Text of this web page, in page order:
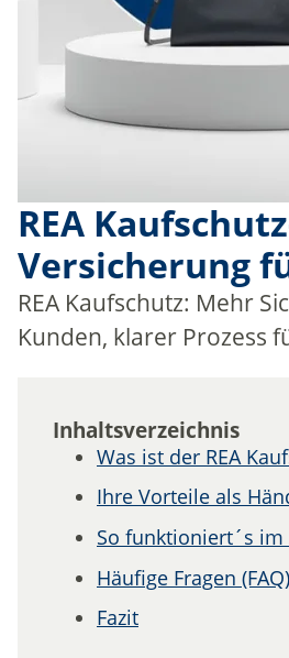
REA
Versicherung
REA Kaufschutz: Mehr
Kunden, klarer Prozess
Inhaltsverzeichnis
Was ist der REA
Ihre Vorteile als
So funktioniert´s im
Häufige Fragen (FAQ)
Fazit